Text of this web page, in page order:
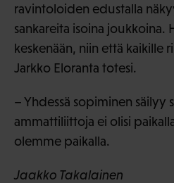
ravintoloiden edustalla
sankareita isoina joukkoina.
keskenään, niin että kaikille
Jarkko Eloranta totesi.
– Yhdessä sopiminen säilyy
ammattiliittoja ei olisi
olemme paikalla.
Jaakko Takalainen